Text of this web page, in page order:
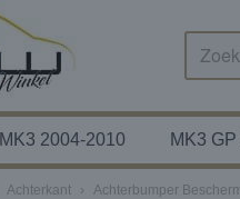
MK3 2004-2010 MK3
Achterkant › Achterbumper